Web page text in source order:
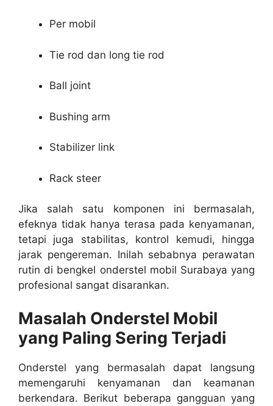
Per mobil
Tie rod dan long tie rod
Ball joint
Bushing arm
Stabilizer link
Rack steer
Jika salah satu komponen ini bermasalah,
efeknya tidak hanya terasa pada kenyamanan,
tetapi juga stabilitas, kontrol kemudi, hingga
jarak pengereman. Inilah sebabnya perawatan
rutin di bengkel onderstel mobil Surabaya yang
profesional sangat disarankan.
Masalah Onderstel Mobil
yang Paling Sering Terjadi
Onderstel yang bermasalah dapat langsung
memengaruhi kenyamanan dan keamanan
berkendara. Berikut beberapa gangguan yang